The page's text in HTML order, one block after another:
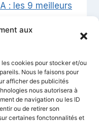
aux
cookies pour stocker et/ou
Nous le faisons pour
afficher des publicités
nous autorisera à
de navigation ou les ID
ou de retirer son
certaines fonctonnalités et
: les 9 meilleurs
au
dans
: nos 10